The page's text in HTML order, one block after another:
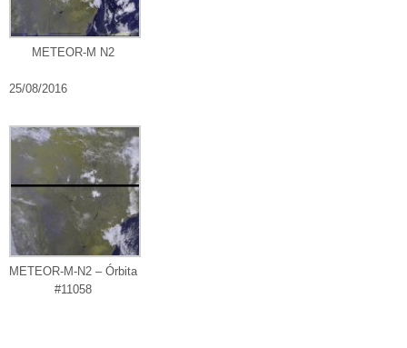
METEOR-M N2
25/08/2016
METEOR-M-N2 – Órbita
#11058